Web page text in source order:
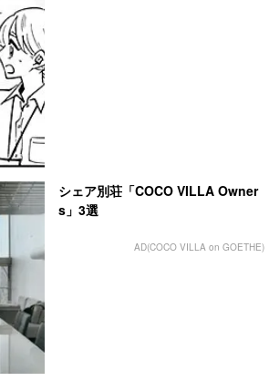
シェア別荘「COCO VILLA Owner
s」3選
AD(COCO VILLA on GOETHE)